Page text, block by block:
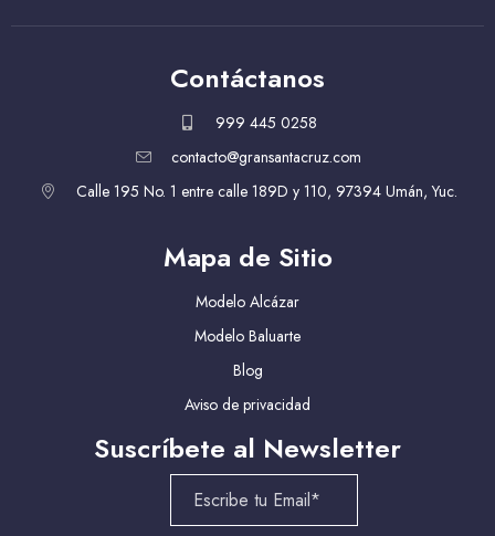
Contáctanos
999 445 0258
contacto@gransantacruz.com
Calle 195 No. 1 entre calle 189D y 110, 97394 Umán, Yuc.
Mapa de Sitio
Modelo Alcázar
Modelo Baluarte
Blog
Aviso de privacidad
Suscríbete al Newsletter